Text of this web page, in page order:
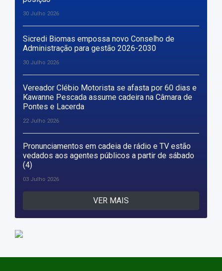
30 Julho 2026
Sicredi Biomas empossa novo Conselho de
Administração para gestão 2026-2030
30 Julho 2026
Vereador Clébio Motorista se afasta por 60 dias e
Kawanne Pescada assume cadeira na Câmara de
Pontes e Lacerda
22 Julho 2026
Pronunciamentos em cadeia de rádio e TV estão
vedados aos agentes públicos a partir de sábado
(4)
03 Julho 2026
VER MAIS